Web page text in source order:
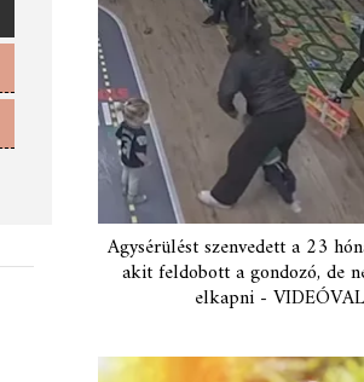
Agysérülést szenvedett a 23
akit feldobott a gondozó, de
elkapni - VIDEÓVAL